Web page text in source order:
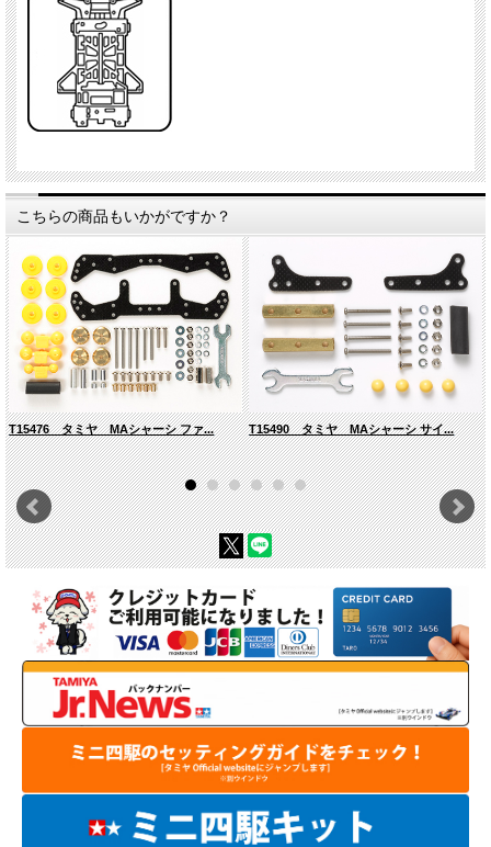
こちらの商品もいかがですか？
T15476 タミヤ MAシャーシ ファ... T15490 タミヤ MAシャーシ サイ...